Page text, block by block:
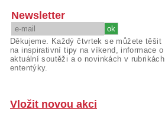
Newsletter
Děkujeme. Každý čtvrtek se můžete těšit
na inspirativní tipy na víkend, informace o
aktuální soutěži a o novinkách v rubrikách
ententýky.
Vložit novou akci